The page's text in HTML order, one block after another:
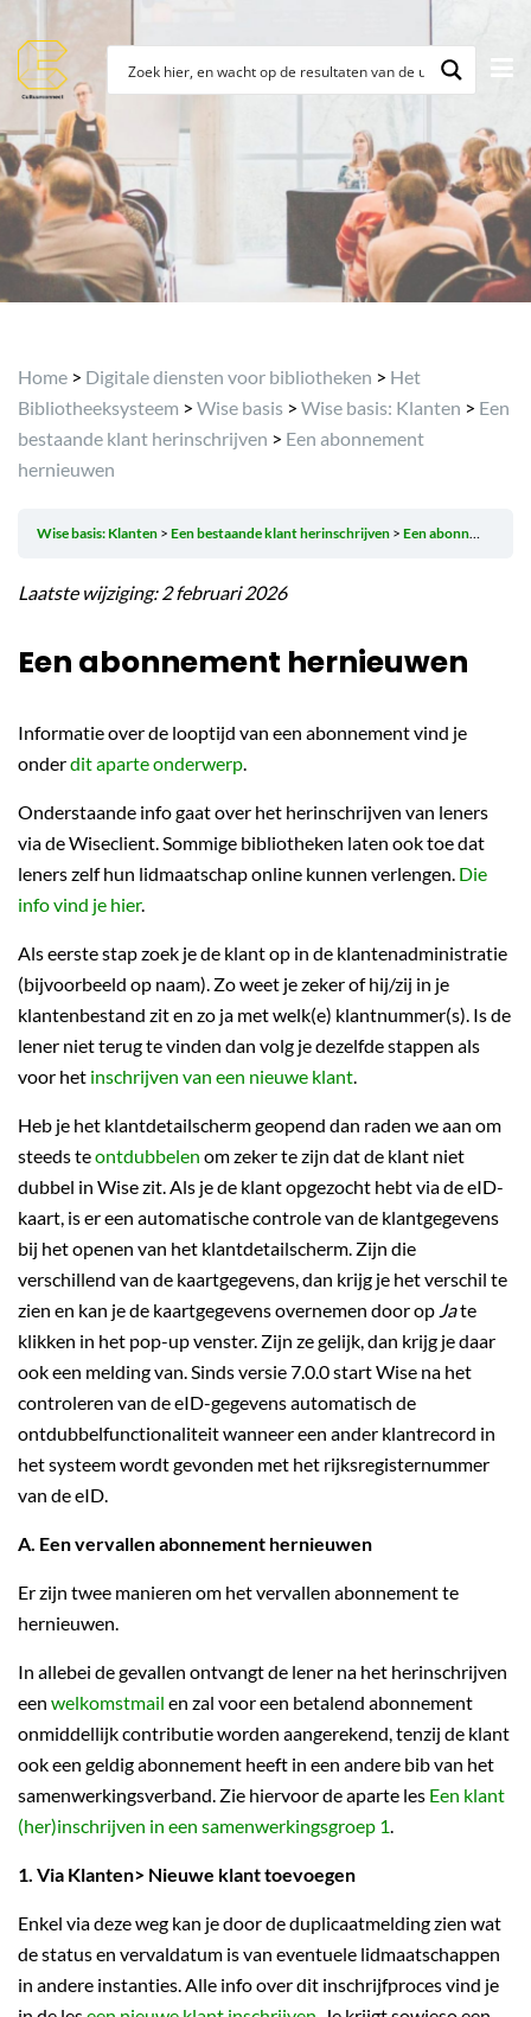
Archief
Home > Digitale diensten voor bibliotheken > Het
Bibliotheeksysteem > Wise basis > Wise basis: Klanten > Een
bestaande klant herinschrijven > Een abonnement
hernieuwen
Wise basis: Klanten Een bestaande klant herinschrijven Een abonnement hernieuwen
Laatste wijziging: 2 februari 2026
Een abonnement hernieuwen
Informatie over de looptijd van een abonnement vind je
onderdit aparte onderwerp.
Onderstaande info gaat over het herinschrijven van leners
via de Wiseclient. Sommige bibliotheken laten ook toe dat
leners zelf hun lidmaatschap online kunnen verlengen. Die
info vind je hier.
Als eerste stap zoek je de klant op in de klantenadministratie
(bijvoorbeeld op naam). Zo weet je zeker of hij/zij in je
klantenbestand zit en zo ja met welk(e) klantnummer(s). Is de
lener niet terug te vinden dan volg je dezelfde stappen als
voor het inschrijven van een nieuwe klant.
Heb je het klantdetailscherm geopend dan raden we aan om
steeds teontdubbelen om zeker te zijn dat de klant niet
dubbel in Wise zit. Als je de klant opgezocht hebt via de eID-
kaart, is er een automatische controle van de klantgegevens
bij het openen van het klantdetailscherm. Zijn die
verschillend van de kaartgegevens, dan krijg je het verschil te
zien en kan je de kaartgegevens overnemen door op Jate
klikken in het pop-up venster. Zijn ze gelijk, dan krijg je daar
ook een melding van. Sinds versie 7.0.0 start Wise na het
controleren van de eID-gegevens automatisch de
ontdubbelfunctionaliteit wanneer een ander klantrecord in
het systeem wordt gevonden met het rijksregisternummer
van de eID.
A. Een vervallen abonnement hernieuwen
Er zijn twee manieren om het vervallen abonnement te
hernieuwen.
In allebei de gevallen ontvangt de lener na het herinschrijven
een welkomstmail en zal voor een betalend abonnement
onmiddellijk contributie worden aangerekend, tenzij de klant
ook een geldig abonnement heeft in een andere bib van het
samenwerkingsverband. Zie hiervoor de aparte les Een klant
(her)inschrijven in een samenwerkingsgroep 1.
1. Via Klanten> Nieuwe klant toevoegen
Enkel via deze weg kan je door de duplicaatmelding zien wat
de status en vervaldatum is van eventuele lidmaatschappen
in andere instanties. Alle info over dit inschrijfproces vind je